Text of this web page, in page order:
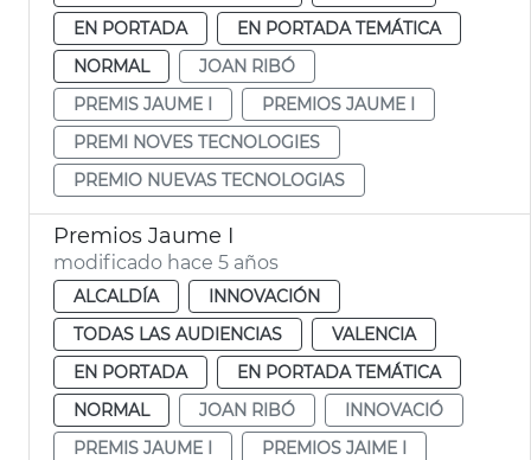
EN PORTADA
EN PORTADA TEMÁTICA
NORMAL
JOAN RIBÓ
PREMIS JAUME I
PREMIOS JAUME I
PREMI NOVES TECNOLOGIES
PREMIO NUEVAS TECNOLOGIAS
Premios Jaume I
modificado hace 5 años
ALCALDÍA
INNOVACIÓN
TODAS LAS AUDIENCIAS
VALENCIA
EN PORTADA
EN PORTADA TEMÁTICA
NORMAL
JOAN RIBÓ
INNOVACIÓ
PREMIS JAUME I
PREMIOS JAIME I